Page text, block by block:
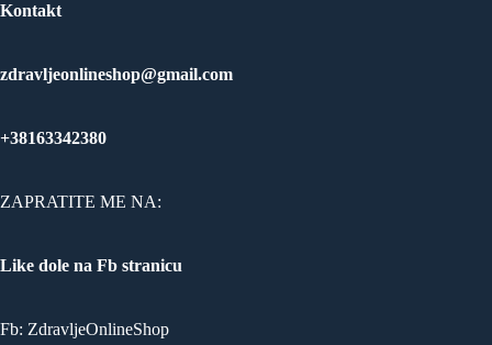
Kontakt
zdravljeonlineshop@gmail.com
+38163342380
ZAPRATITE ME NA:
Like dole na Fb stranicu
Fb: ZdravljeOnlineShop